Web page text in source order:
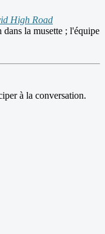
High Road
la musette ; l'équipe
à la conversation.